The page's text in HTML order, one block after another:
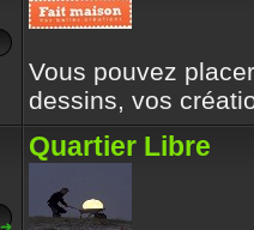
Vous pouvez
dessins, vos
Quartier Libre